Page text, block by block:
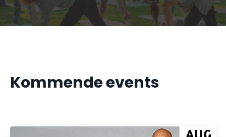
Kommende events